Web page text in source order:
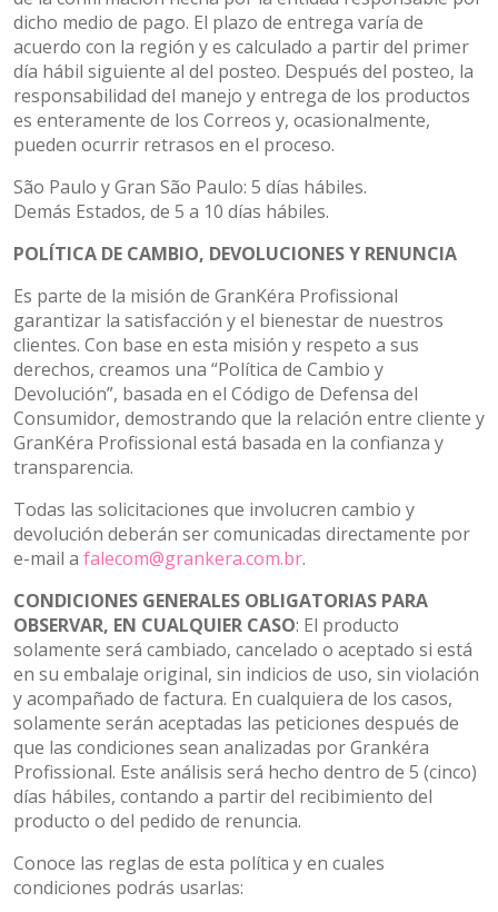
dicho medio de pago. El plazo de entrega varía de
acuerdo con la región y es calculado a partir del primer
día hábil siguiente al del posteo. Después del posteo, la
responsabilidad del manejo y entrega de los productos
es enteramente de los Correos y, ocasionalmente,
pueden ocurrir retrasos en el proceso.
São Paulo y Gran São Paulo: 5 días hábiles.
Demás Estados, de 5 a 10 días hábiles.
POLÍTICA DE CAMBIO, DEVOLUCIONES Y RENUNCIA
Es parte de la misión de GranKéra Profissional
garantizar la satisfacción y el bienestar de nuestros
clientes. Con base en esta misión y respeto a sus
derechos, creamos una “Política de Cambio y
Devolución”, basada en el Código de Defensa del
Consumidor, demostrando que la relación entre cliente y
GranKéra Profissional está basada en la confianza y
transparencia.
Todas las solicitaciones que involucren cambio y
devolución deberán ser comunicadas directamente por
e-mail a falecom@grankera.com.br.
CONDICIONES GENERALES OBLIGATORIAS PARA
OBSERVAR, EN CUALQUIER CASO: El producto
solamente será cambiado, cancelado o aceptado si está
en su embalaje original, sin indicios de uso, sin violación
y acompañado de factura. En cualquiera de los casos,
solamente serán aceptadas las peticiones después de
que las condiciones sean analizadas por Grankéra
Profissional. Este análisis será hecho dentro de 5 (cinco)
días hábiles, contando a partir del recibimiento del
producto o del pedido de renuncia.
Conoce las reglas de esta política y en cuales
condiciones podrás usarlas: